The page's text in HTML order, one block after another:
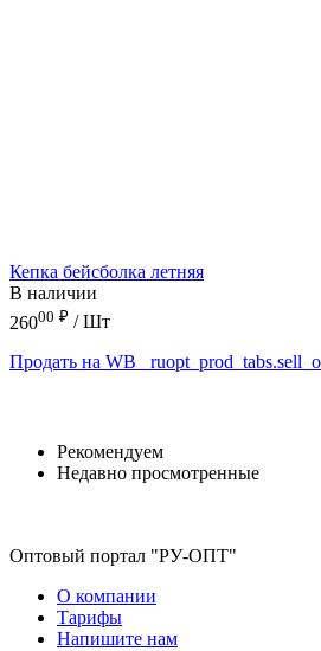
Кепка бейсболка летняя
В наличии
26000 ₽ / Шт
Продать на WB
Рекомендуем
Недавно просмотренные
Оптовый портал "РУ-ОПТ"
О компании
Тарифы
Напишите нам